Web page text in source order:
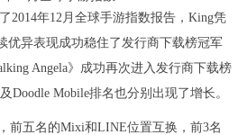
2014年12月全球手游指数报告，King凭
优异表现成功稳住了发行商下载榜冠军
Angela》成功再次进入发行商下载榜
Doodle Mobile排名也分别出现了增长。
前五名的Mixi和LINE位置互换，前3名